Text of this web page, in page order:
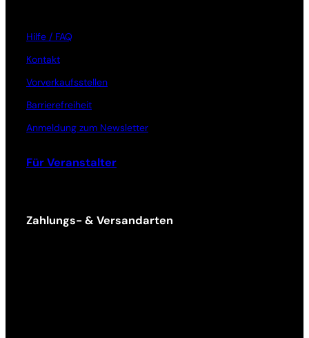
Hilfe / FAQ
Kontakt
Vorverkaufsstellen
Barrierefreiheit
Anmeldung zum Newsletter
Für Veranstalter
Zahlungs- & Versandarten